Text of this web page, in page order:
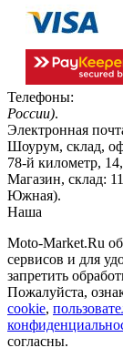
Телефоны:
России).
Электронная
Шоурум, склад,
78-й километр,
Магазин, склад:
Южная).
Наша
Moto-Market.Ru
сервисов и для
запретить
Пожалуйста,
cookie,
согласны.